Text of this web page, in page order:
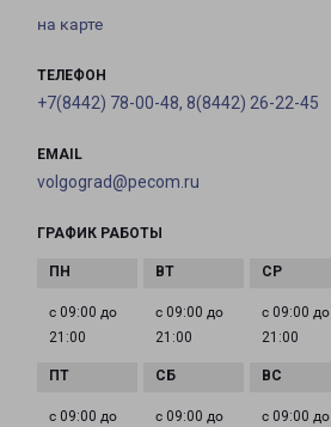
на карте
ТЕЛЕФОН
+7(8442) 78-00-48, 8(8442) 26-22-45
EMAIL
volgograd@pecom.ru
ГРАФИК РАБОТЫ
с 09:00 до
21:00
с 09:00 до
21:00
с 09:00 до
21:00
с 09:00 до
с 09:00 до
с 09:00 до